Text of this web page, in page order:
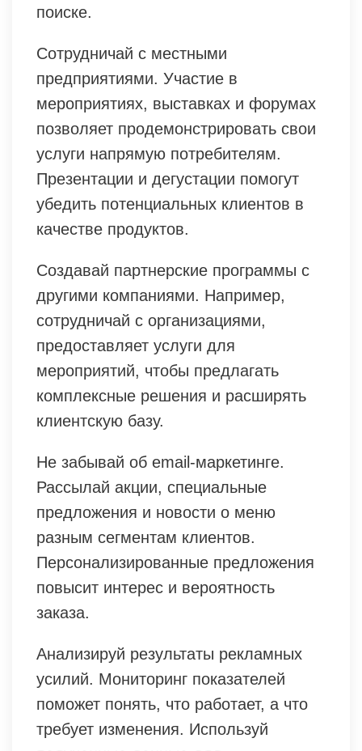
поиске.
Сотрудничай с местными
предприятиями. Участие в
мероприятиях, выставках и форумах
позволяет продемонстрировать свои
услуги напрямую потребителям.
Презентации и дегустации помогут
убедить потенциальных клиентов в
качестве продуктов.
Создавай партнерские программы с
другими компаниями. Например,
сотрудничай с организациями,
предоставляет услуги для
мероприятий, чтобы предлагать
комплексные решения и расширять
клиентскую базу.
Не забывай об email-маркетинге.
Рассылай акции, специальные
предложения и новости о меню
разным сегментам клиентов.
Персонализированные предложения
повысит интерес и вероятность
заказа.
Анализируй результаты рекламных
усилий. Мониторинг показателей
поможет понять, что работает, а что
требует изменения. Используй